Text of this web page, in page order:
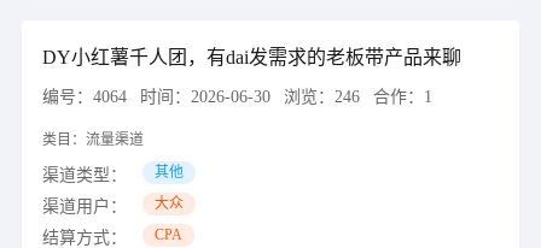
DY小红薯千人团，有dai发需求的老板带产品来聊
编号： 4064 时间： 2026-06-30 浏览： 246 合作： 1
类目： 流量渠道
渠道类型： 其他
渠道用户： 大众
结算方式： CPA